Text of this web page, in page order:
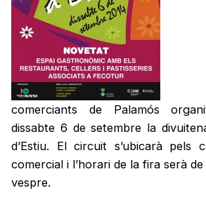
comerciants de Palamós
dissabte 6 de setembre la
d’Estiu. El circuit s’ubicarà pels
comercial i l’horari de la fira serà
vespre.